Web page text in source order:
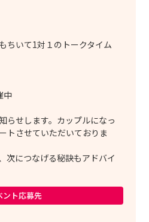
ちいて1対１のトークタイム
中
らせします。カップルになっ
トさせていただいておりま
次につなげる秘訣もアドバイ
ント応募先